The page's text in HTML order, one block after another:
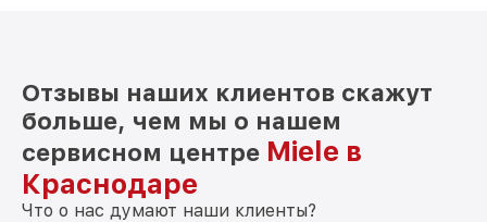
Отзывы наших клиентов скажут
больше, чем мы о нашем
сервисном центре Miele в
Краснодаре
Что о нас думают наши клиенты?